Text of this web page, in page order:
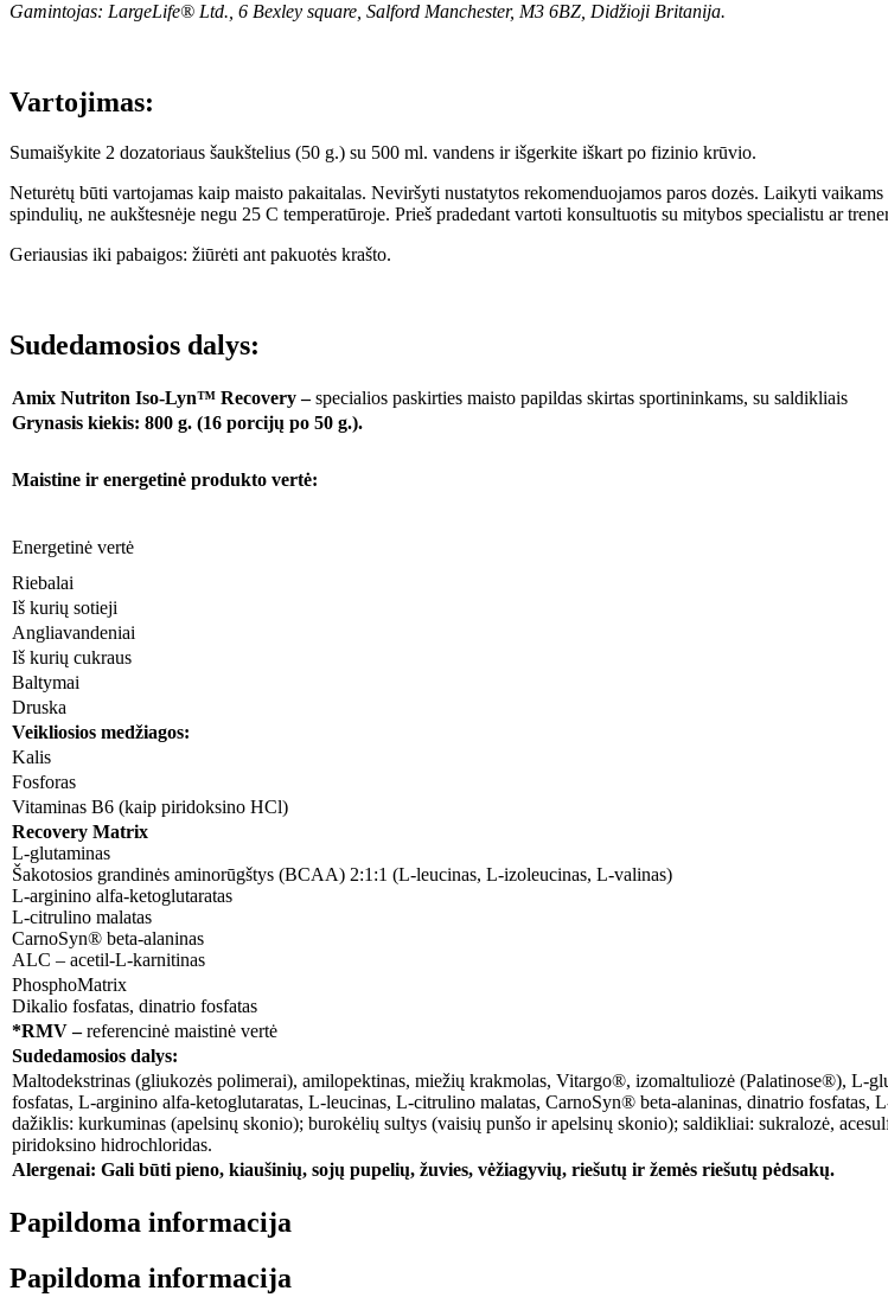
Gamintojas: LargeLife® Ltd., 6 Bexley square, Salford Manchester, M3 6BZ, Didžioji Britanija.
Vartojimas:
Sumaišykite 2 dozatoriaus šaukštelius (50 g.) su 500 ml. vandens ir išgerkite iškart po fizinio krūvio.
Neturėtų būti vartojamas kaip maisto pakaitalas. Neviršyti nustatytos rekomenduojamos paros dozės. Laikyti
spindulių, ne aukštesnėje negu 25 C temperatūroje. Prieš pradedant vartoti konsultuotis su mitybos specialistu ar
Geriausias iki pabaigos: žiūrėti ant pakuotės krašto.
Sudedamosios dalys:
Amix Nutriton Iso-Lyn™ Recovery –specialios paskirties maisto papildas skirtas sportininkams, su saldikliais
Grynasis kiekis: 800 g. (16 porcijų po 50 g.).
Maistine ir energetinė produkto vertė:
Energetinė vertė
Riebalai
Iš kurių sotieji
Angliavandeniai
Iš kurių cukraus
Baltymai
Druska
Veikliosios medžiagos:
Kalis
Fosforas
Vitaminas B6 (kaip piridoksino HCl)
Recovery Matrix
L-glutaminas
Šakotosios grandinės aminorūgštys (BCAA) 2:1:1 (L-leucinas, L-izoleucinas, L-valinas)
L-arginino alfa-ketoglutaratas
L-citrulino malatas
CarnoSyn® beta-alaninas
ALC – acetil-L-karnitinas
PhosphoMatrix
Dikalio fosfatas, dinatrio fosfatas
*RMV –referencinė maistinė vertė
Sudedamosios dalys:
Maltodekstrinas (gliukozės polimerai), amilopektinas, miežių krakmolas, Vitargo®, izomaltuliozė (Palatinose®), L-
fosfatas, L-arginino alfa-ketoglutaratas, L-leucinas, L-citrulino malatas, CarnoSyn® beta-alaninas, dinatrio
dažiklis: kurkuminas (apelsinų skonio); burokėlių sultys (vaisių punšo ir apelsinų skonio); saldikliai: sukralozė,
piridoksino hidrochloridas.
Alergenai: Gali būti pieno, kiaušinių, sojų pupelių, žuvies, vėžiagyvių, riešutų ir žemės riešutų pėdsakų.
Papildoma informacija
Papildoma informacija